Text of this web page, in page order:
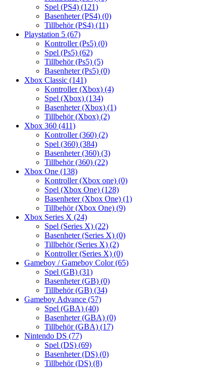
Spel (PS4) (121)
Basenheter (PS4) (0)
Tillbehör (PS4) (11)
Playstation 5 (67)
Kontroller (Ps5) (0)
Spel (Ps5) (62)
Tillbehör (Ps5) (5)
Basenheter (Ps5) (0)
Xbox Classic (141)
Kontroller (Xbox) (4)
Spel (Xbox) (134)
Basenheter (Xbox) (1)
Tillbehör (Xbox) (2)
Xbox 360 (411)
Kontroller (360) (2)
Spel (360) (384)
Basenheter (360) (3)
Tillbehör (360) (22)
Xbox One (138)
Kontroller (Xbox one) (0)
Spel (Xbox One) (128)
Basenheter (Xbox One) (1)
Tillbehör (Xbox One) (9)
Xbox Series X (24)
Spel (Series X) (22)
Basenheter (Series X) (0)
Tillbehör (Series X) (2)
Kontroller (Series X) (0)
Gameboy / Gameboy Color(65)
Spel (GB) (31)
Basenheter (GB) (0)
Tillbehör (GB) (34)
Gameboy Advance (57)
Spel (GBA) (40)
Basenheter (GBA) (0)
Tillbehör (GBA) (17)
Nintendo DS (77)
Spel (DS) (69)
Basenheter (DS) (0)
Tillbehör (DS) (8)